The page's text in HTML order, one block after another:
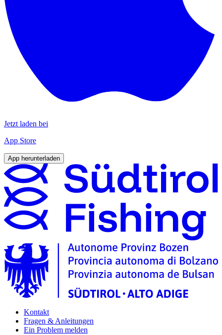
Jetzt laden bei
App Store
App herunterladen
Kontakt
Fragen & Anleitungen
Ein Problem melden